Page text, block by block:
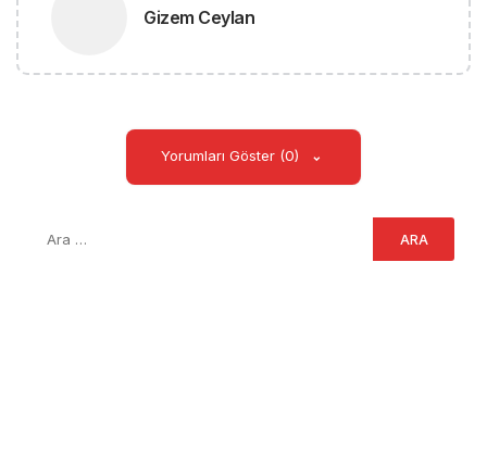
Gizem Ceylan
Yorumları Göster (0)